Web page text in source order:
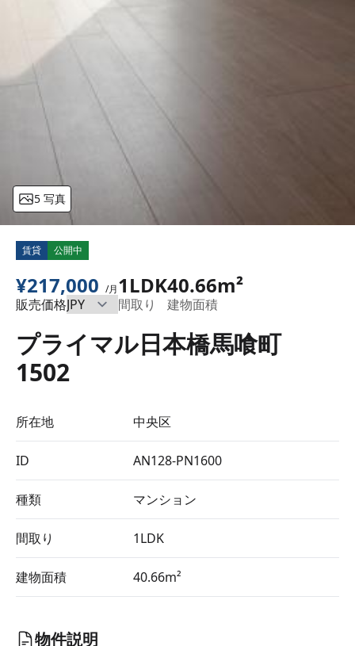
5 写真
賃貸 公開中
¥217,000 /月
販売価格
1LDK
間取り
40.66m²
建物面積
プライマル日本橋馬喰町
1502
所在地 中央区
ID AN128-PN1600
種類 マンション
間取り 1LDK
建物面積 40.66m²
物件説明